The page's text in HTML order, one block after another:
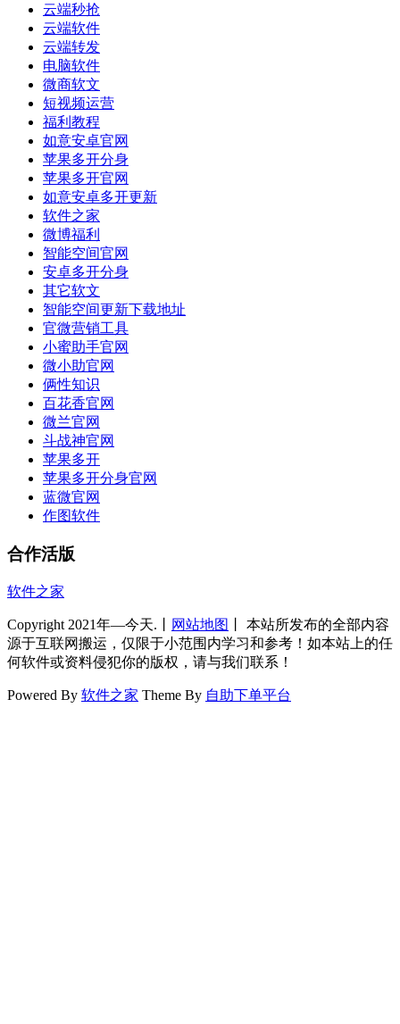
云端秒抢
云端软件
云端转发
电脑软件
微商软文
短视频运营
福利教程
如意安卓官网
苹果多开分身
苹果多开官网
如意安卓多开更新
软件之家
微博福利
智能空间官网
安卓多开分身
其它软文
智能空间更新下载地址
官微营销工具
小蜜助手官网
微小助官网
俩性知识
百花香官网
微兰官网
斗战神官网
苹果多开
苹果多开分身官网
蓝微官网
作图软件
合作活版
软件之家
Copyright 2021年—今天.丨 网站地图
丨 本站所发布的全部内容
源于互联网搬运，仅限于小范围内学习和参考！如本站上的任
何软件或资料侵犯你的版权，请与我们联系！
Powered By 软件之家 Theme By 自助下单平台